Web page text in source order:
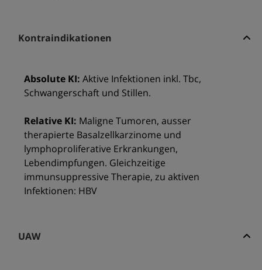
Kontraindikationen
Absolute KI: Aktive Infektionen inkl. Tbc,
Schwangerschaft und Stillen.
Relative KI: Maligne Tumoren, ausser
therapierte Basalzellkarzinome und
lymphoproliferative Erkrankungen,
Lebendimpfungen. Gleichzeitige
immunsuppressive Therapie, zu aktiven
Infektionen: HBV
UAW